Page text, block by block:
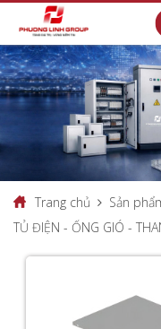
Trang chủ
Sản
TỦ ĐIỆN - ỐNG GIÓ -